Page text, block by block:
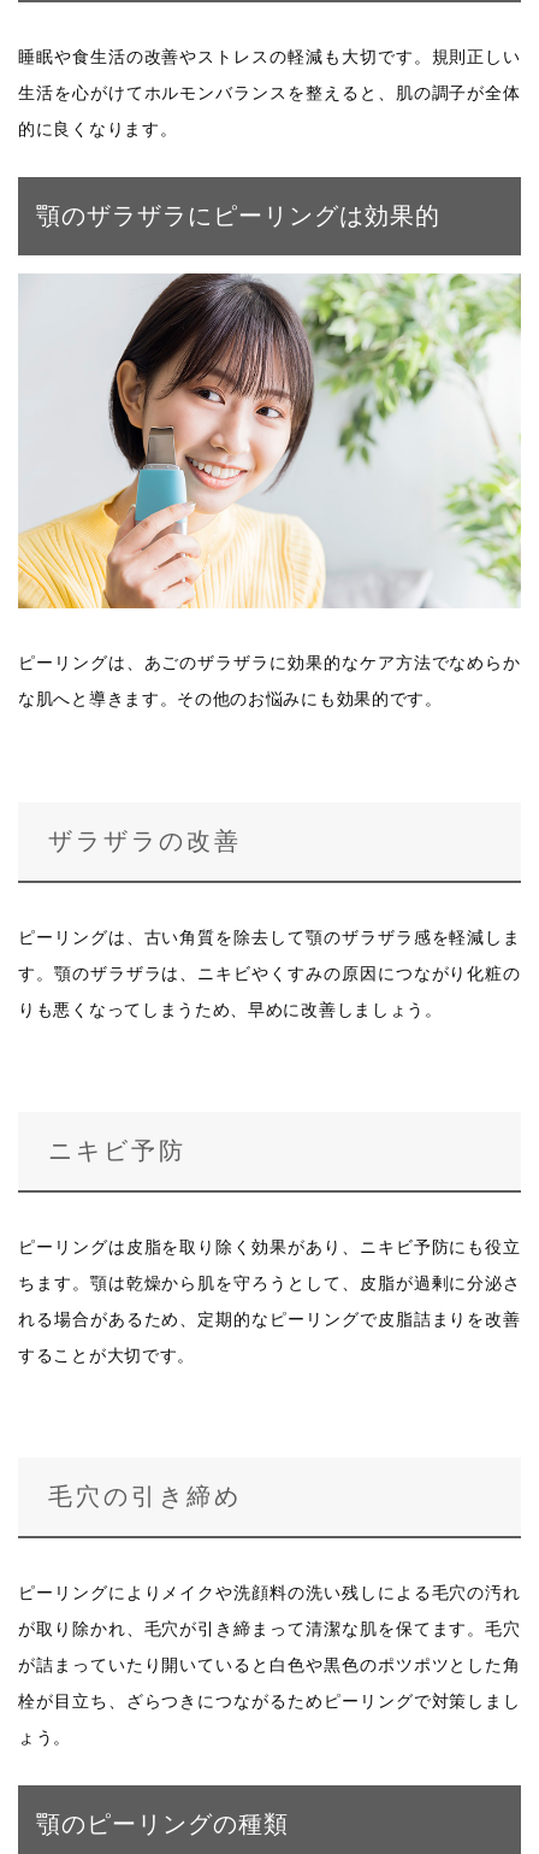
睡眠や食生活の改善やストレスの軽減も大切です。規則正しい
生活を心がけてホルモンバランスを整えると、肌の調子が全体
的に良くなります。
顎のザラザラにピーリングは効果的
ピーリングは、あごのザラザラに効果的なケア方法でなめらか
な肌へと導きます。その他のお悩みにも効果的です。
ザラザラの改善
ピーリングは、古い角質を除去して顎のザラザラ感を軽減しま
す。顎のザラザラは、ニキビやくすみの原因につながり化粧の
りも悪くなってしまうため、早めに改善しましょう。
ニキビ予防
ピーリングは皮脂を取り除く効果があり、ニキビ予防にも役立
ちます。顎は乾燥から肌を守ろうとして、皮脂が過剰に分泌さ
れる場合があるため、定期的なピーリングで皮脂詰まりを改善
することが大切です。
毛穴の引き締め
ピーリングによりメイクや洗顔料の洗い残しによる毛穴の汚れ
が取り除かれ、毛穴が引き締まって清潔な肌を保てます。毛穴
が詰まっていたり開いていると白色や黒色のポツポツとした角
栓が目立ち、ざらつきにつながるためピーリングで対策しまし
ょう。
顎のピーリングの種類